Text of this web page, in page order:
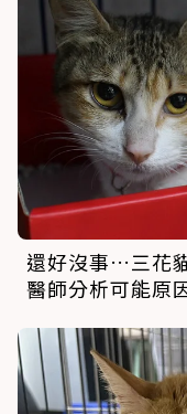
還好沒事…三花
醫師分析可能原